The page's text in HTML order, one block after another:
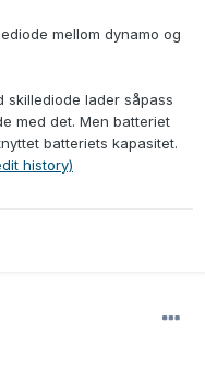
mellom dynamo og
skillediode lader såpass
med det. Men batteriet
batteriets kapasitet.
history)